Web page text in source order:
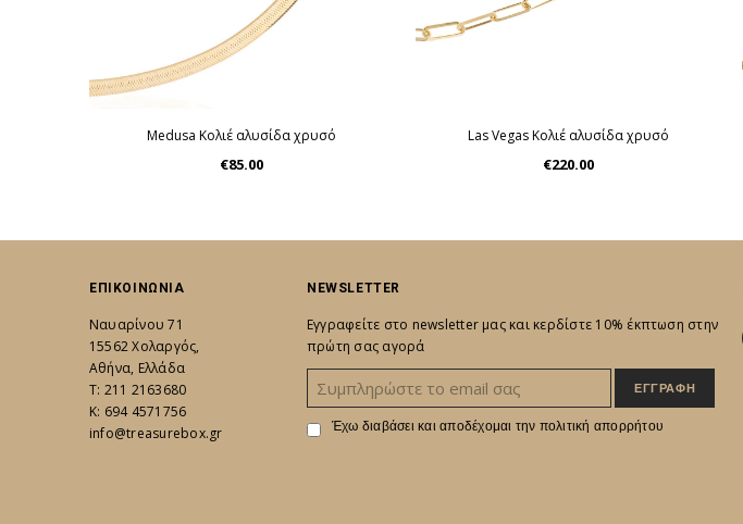
Medusa Κολιέ αλυσίδα χρυσό
€85.00
Las Vegas Κολιέ αλυσίδα χρυσό
€220.00
ΕΠΙΚΟΙΝΩΝΙΑ
Ναυαρίνου 71
15562 Χολαργός,
Αθήνα, Ελλάδα
Τ: 211 2163680
K: 694 4571756
info@treasurebox.gr
NEWSLETTER
Εγγραφείτε στο newsletter μας και κερδίστε 10% έκπτωση στην
πρώτη σας αγορά
Έχω διαβάσει και αποδέχομαι την πολιτική απορρήτου